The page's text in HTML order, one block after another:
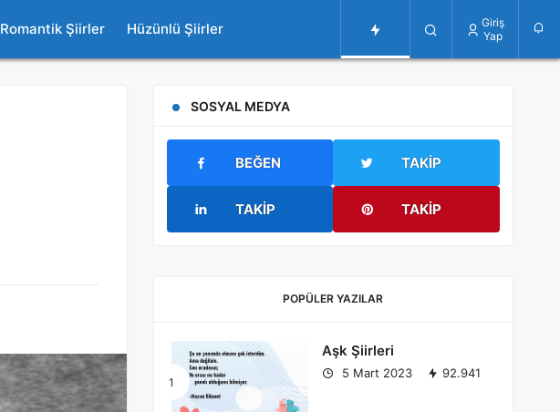
Romantik Şiirler Hüzünlü Şiirler
Giriş
Yap
SOSYAL MEDYA
BEĞEN TAKIP
TAKIP TAKIP
POPÜLER YAZILAR
Aşk Şiirleri
5 Mart 2023 92.941